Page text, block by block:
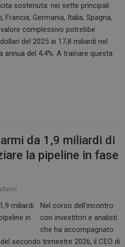
sostenuta: nei sette principali
Germania, Italia, Spagna,
complessivo potrebbe
del 2025 ai 17,8 miliardi nel
del 4,4%. A trainare questa
da 1,9 miliardi di
la pipeline in fase
Nel corso dell’incontro
con investitori e analisti
che ha accompagnato
secondo trimestre 2026, il CEO di